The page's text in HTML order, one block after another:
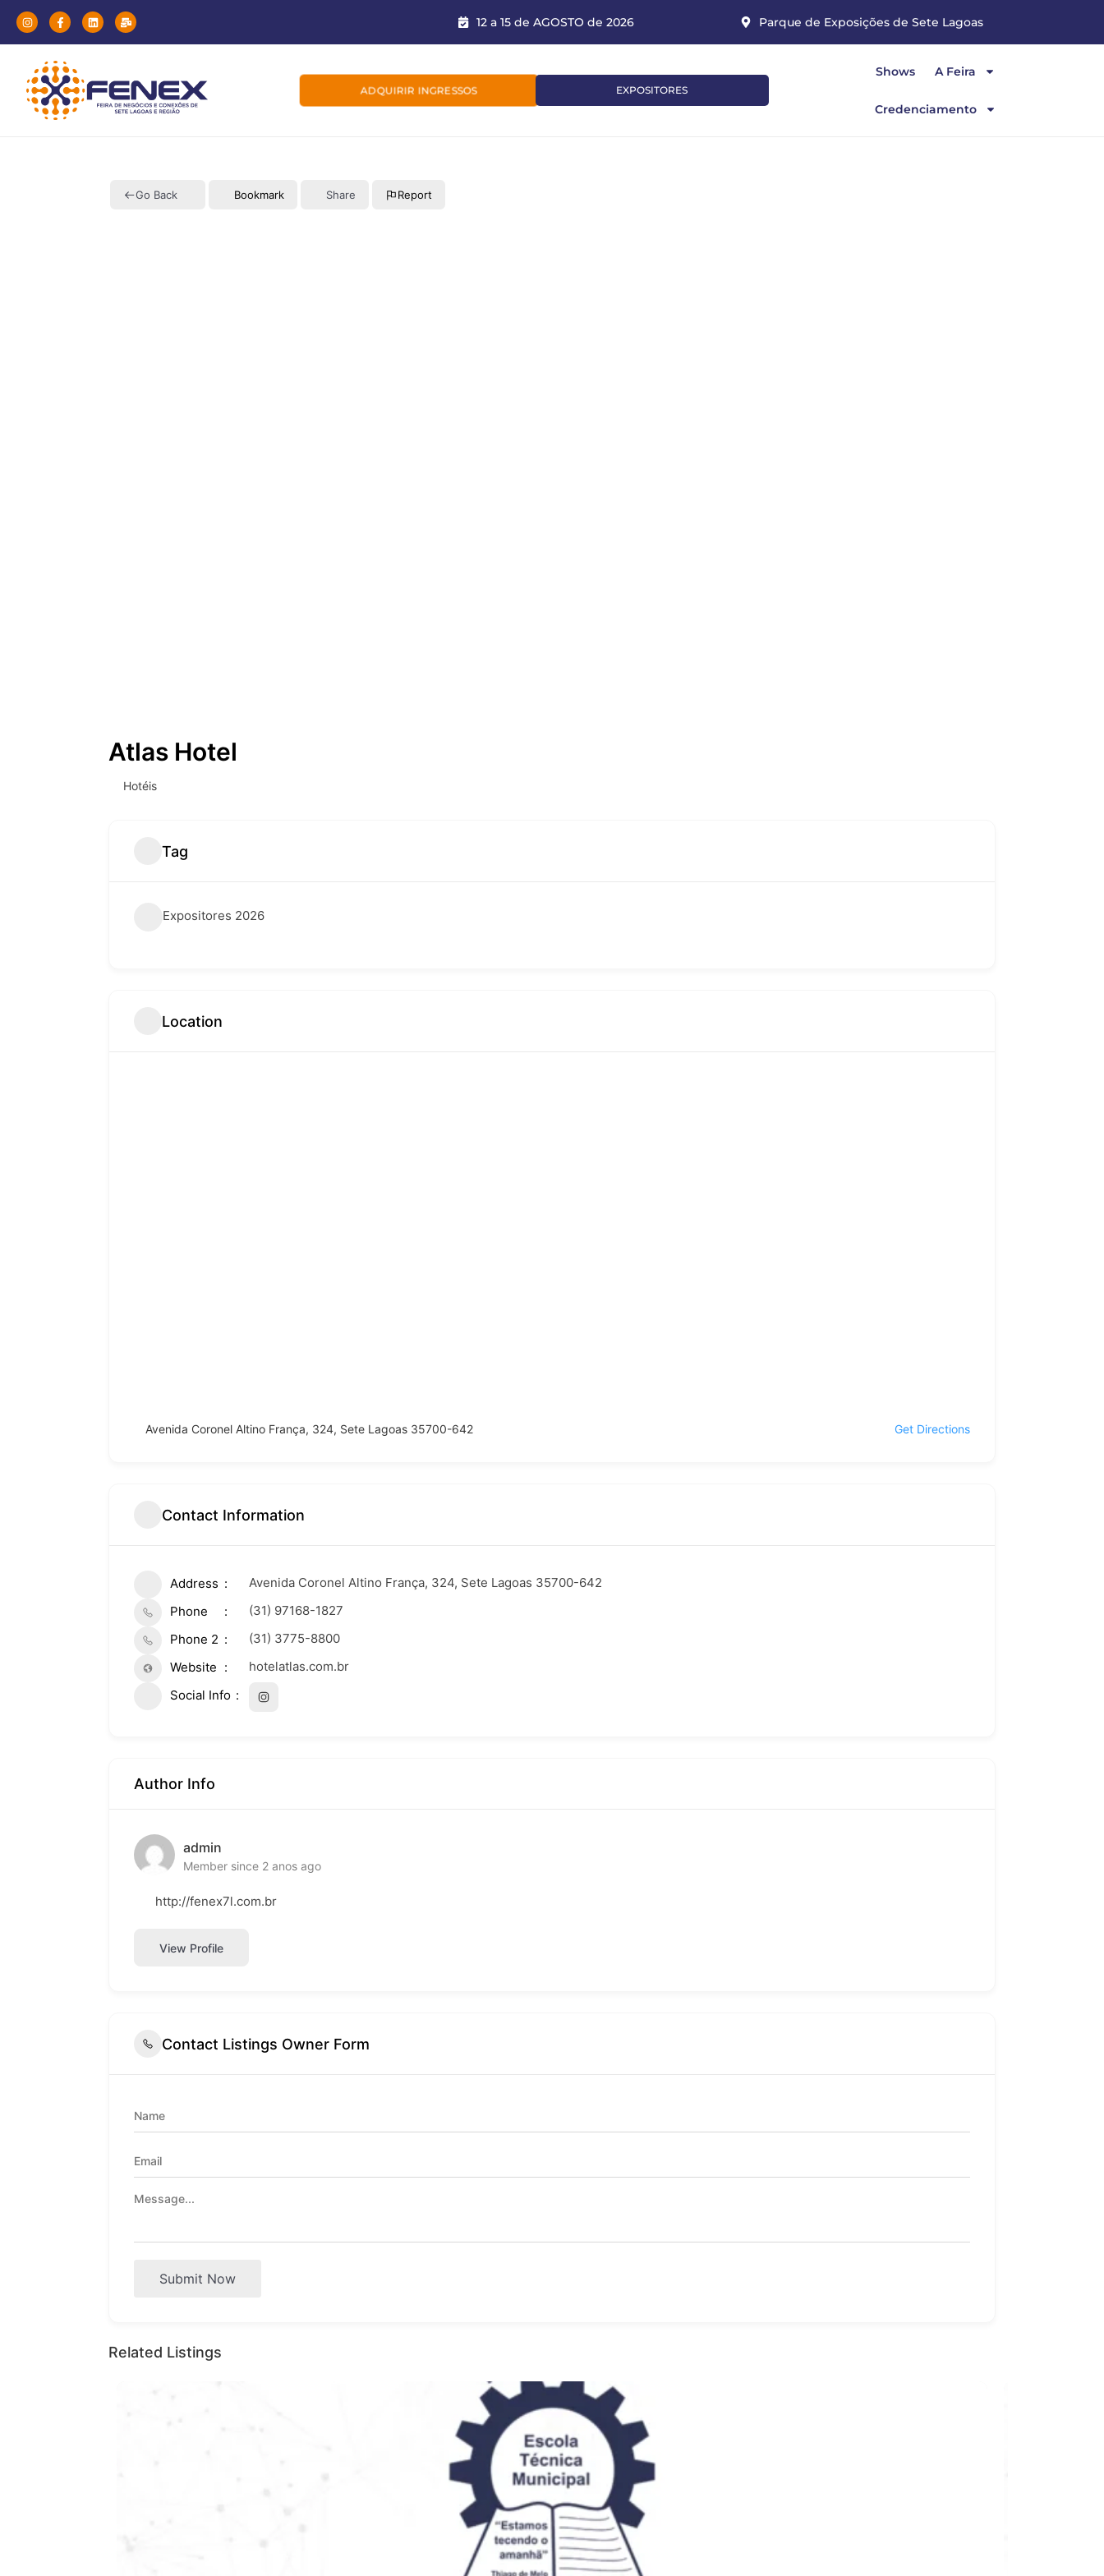
12 a 15 de AGOSTO de 2026 Parque de Exposições de Sete Lagoas
ADQUIRIR INGRESSOS EXPOSITORES
Shows A Feira
Credenciamento
Go Back Bookmark Share Report
Atlas Hotel
Hotéis
Tag
Expositores 2026
Location
Avenida Coronel Altino França, 324, Sete Lagoas 35700-642 Get Directions
Contact Information
Address
Avenida Coronel Altino França, 324, Sete Lagoas 35700-642
Phone
(31) 97168-1827
Phone 2
(31) 3775-8800
Website
hotelatlas.com.br
Social Info
Author Info
admin
Member since 2 anos ago
http://fenex7l.com.br
View Profile
Contact Listings Owner Form
Submit Now
Related Listings